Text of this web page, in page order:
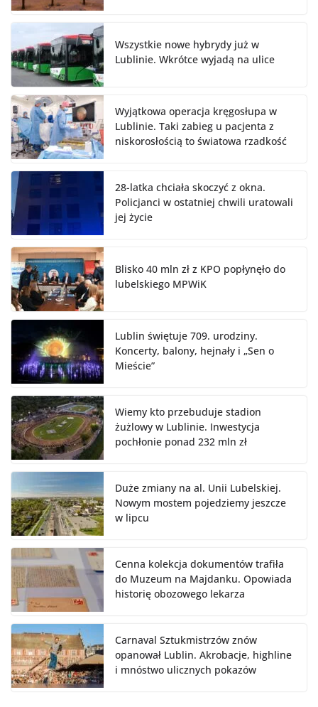
Wszystkie nowe hybrydy już w
Lublinie. Wkrótce wyjadą na ulice
Wyjątkowa operacja kręgosłupa w
Lublinie. Taki zabieg u pacjenta z
niskorosłością to światowa rzadkość
28-latka chciała skoczyć z okna.
Policjanci w ostatniej chwili uratowali
jej życie
Blisko 40 mln zł z KPO popłynęło do
lubelskiego MPWiK
Lublin świętuje 709. urodziny.
Koncerty, balony, hejnały i „Sen o
Mieście”
Wiemy kto przebuduje stadion
żużlowy w Lublinie. Inwestycja
pochłonie ponad 232 mln zł
Duże zmiany na al. Unii Lubelskiej.
Nowym mostem pojedziemy jeszcze
w lipcu
Cenna kolekcja dokumentów trafiła
do Muzeum na Majdanku. Opowiada
historię obozowego lekarza
Carnaval Sztukmistrzów znów
opanował Lublin. Akrobacje, highline
i mnóstwo ulicznych pokazów